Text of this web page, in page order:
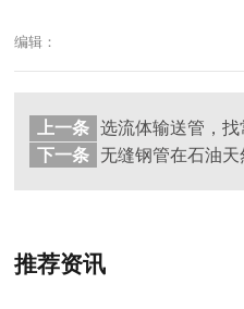
编辑：
上一条
下一条
推荐资讯